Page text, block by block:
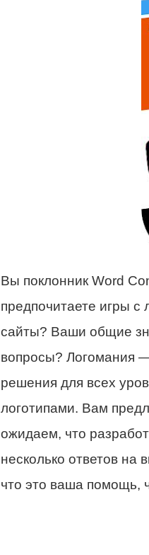
Вы поклонник Word
предпочитаете игры с
сайты? Ваши общие
вопросы? Логомания
решения для всех
логотипами. Вам
ожидаем, что
несколько ответов на
что это ваша помощь,